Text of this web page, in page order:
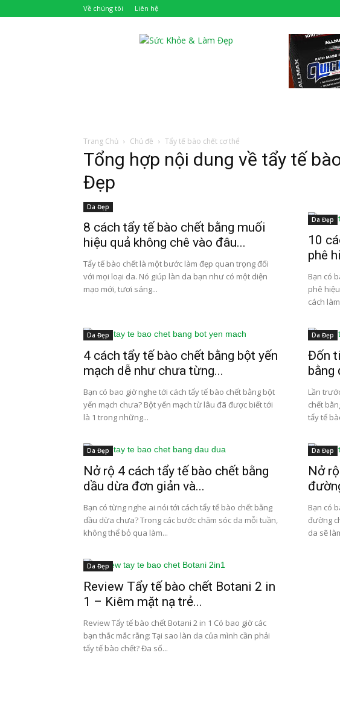
Về chúng tôi Liên hệ
Trang Chủ Chủ đề Tẩy tế bào chết cơ thể
Tổng hợp nội dung về tẩy tế
Đẹp
Da Đẹp
8 cách tẩy tế bào chết bằng muối
hiệu quả không chê vào đâu...
Tẩy tế bào chết là một bước làm đẹp quan trọng đối
với mọi loại da. Nó giúp làn da bạn như có một diện
mạo mới, tươi sáng...
Da Đẹp
10
phê
Bạn có
phê
cách
Da Đẹp
4 cách tẩy tế bào chết bằng bột yến
mạch dễ như chưa từng...
Bạn có bao giờ nghe tới cách tẩy tế bào chết bằng bột
yến mạch chưa? Bột yến mạch từ lâu đã được biết tới
là 1 trong những...
Da Đẹp
Đốn
bằng
Lần
chết
tẩy tế
Da Đẹp
Nở rộ 4 cách tẩy tế bào chết bằng
dầu dừa đơn giản và...
Bạn có từng nghe ai nói tới cách tẩy tế bào chết bằng
dầu dừa chưa? Trong các bước chăm sóc da mỗi tuần,
không thể bỏ qua làm...
Da Đẹp
Nở
Bạn có
đường
da sẽ
Da Đẹp
Review Tẩy tế bào chết Botani 2 in
1 – Kiêm mặt nạ trẻ...
Review Tẩy tế bào chết Botani 2 in 1 Có bao giờ các
bạn thắc mắc rằng: Tại sao làn da của mình cần phải
tẩy tế bào chết? Đa số...